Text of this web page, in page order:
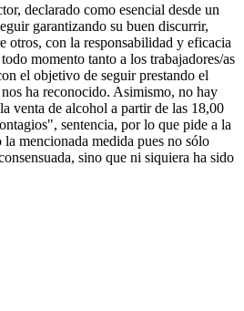
declarado como esencial desde un
garantizando su buen discurrir,
otros, con la responsabilidad y eficacia
momento tanto a los trabajadores/as
el objetivo de seguir prestando el
ha reconocido. Asimismo, no hay
venta de alcohol a partir de las 18,00
sentencia, por lo que pide a la
mencionada medida pues no sólo
sino que ni siquiera ha sido